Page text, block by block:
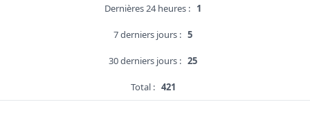
Dernières 24 heures : 1
7 derniers jours : 5
30 derniers jours : 25
Total : 421